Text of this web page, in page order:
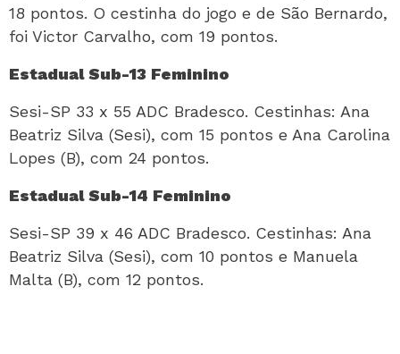
18 pontos. O cestinha do jogo e de São Bernardo,
foi Victor Carvalho, com 19 pontos.
Estadual Sub-13 Feminino
Sesi-SP 33 x 55 ADC Bradesco. Cestinhas: Ana
Beatriz Silva (Sesi), com 15 pontos e Ana Carolina
Lopes (B), com 24 pontos.
Estadual Sub-14 Feminino
Sesi-SP 39 x 46 ADC Bradesco. Cestinhas: Ana
Beatriz Silva (Sesi), com 10 pontos e Manuela
Malta (B), com 12 pontos.